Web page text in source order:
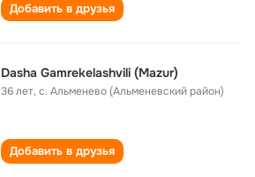
Добавить в друзья
Dasha Gamrekelashvili (Mazur)
36 лет,с. Альменево (Альменевский район)
Добавить в друзья